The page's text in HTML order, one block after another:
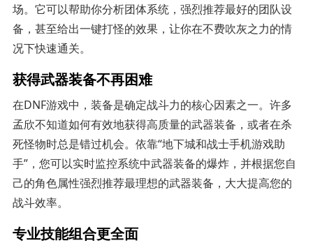
场。它可以帮助你分析团体系统，强烈推荐最好的团队设
备，甚至给出一键打怪的效果，让你在不费吹灰之力的情
况下快速通关。
获得武器装备不再困难
在DNF游戏中，装备是确定战斗力的核心因素之一。许多
孟欣不知道如何有效地获得高质量的武器装备，或者在杀
死怪物时总是错过机会。依靠“地下城和战士手机游戏助
手”，您可以实时监控系统中武器装备的爆炸，并根据您自
己的角色属性强烈推荐最理想的武器装备，大大提高您的
战斗效率。
专业技能组合更全面